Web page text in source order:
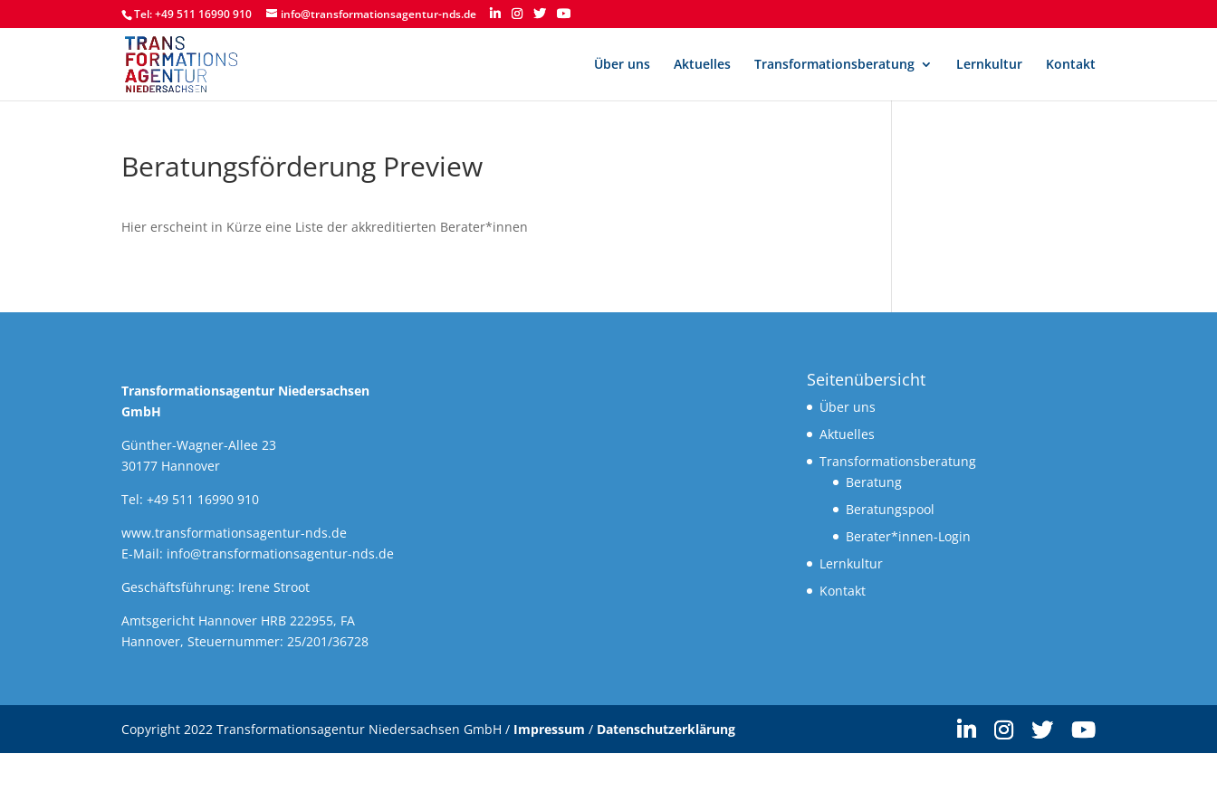
Tel: +49 511 16990 910 info@transformationsagentur-nds.de
Über uns Aktuelles Transformationsberatung Lernkultur Kontakt
Beratungsförderung Preview
Hier erscheint in Kürze eine Liste der akkreditierten Berater*innen
Transformationsagentur Niedersachsen
GmbH
Günther-Wagner-Allee 23
30177 Hannover
Tel: +49 511 16990 910
www.transformationsagentur-nds.de
E-Mail: info@transformationsagentur-nds.de
Geschäftsführung: Irene Stroot
Amtsgericht Hannover HRB 222955, FA
Hannover, Steuernummer: 25/201/36728
Seitenübersicht
Über uns
Aktuelles
Transformationsberatung
Beratung
Beratungspool
Berater*innen-Login
Lernkultur
Kontakt
Copyright 2022 Transformationsagentur Niedersachsen GmbH / Impressum / Datenschutzerklärung